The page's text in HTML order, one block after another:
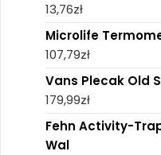
13,76zł
Microlife
107,79zł
Vans Plecak Old
179,99zł
Fehn Activity-
Wal